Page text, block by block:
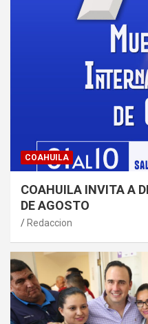
COAHUILA
COAHUILA INVITA A
DE AGOSTO
Redaccion